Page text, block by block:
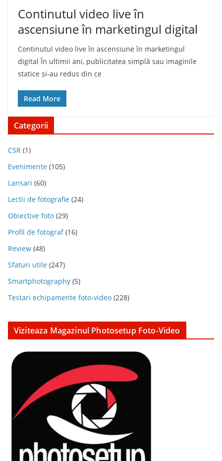
Continutul video live în
ascensiune în marketingul digital
Continutul video live în ascensiune în marketingul
digital În ultimii ani, publicitatea simplă sau imaginile
statice și-au redus din ce
Read More
Categorii
CSR (1)
Evenimente (105)
Lansari (60)
Lectii de fotografie (24)
Obiective foto (29)
Profil de fotograf(16)
Review (48)
Sfaturi utile (247)
Smartphotography (5)
Testari echipamente foto-video (228)
Viziteaza Magazinul Photosetup Foto-Video